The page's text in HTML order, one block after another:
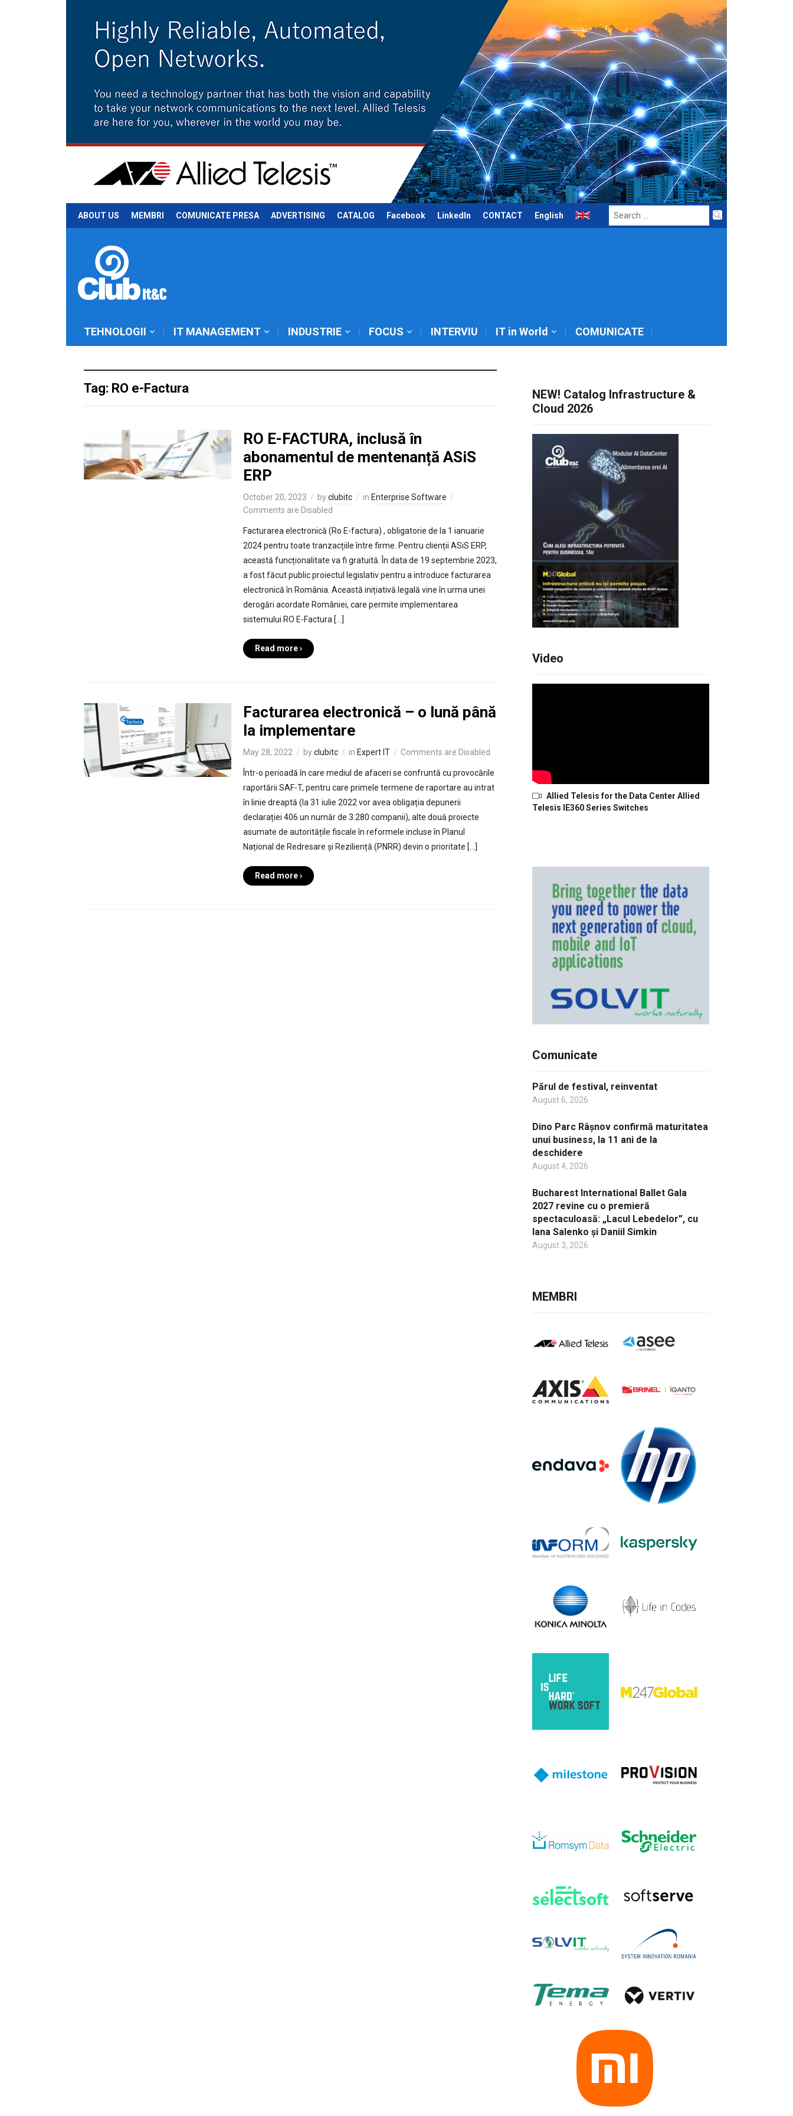
ABOUT US MEMBRI COMUNICATE PRESA ADVERTISING CATALOG Facebook LinkedIn CONTACT English
Search
for:
TEHNOLOGII IT MANAGEMENT INDUSTRIE FOCUS INTERVIU IT in World COMUNICATE
Tag: RO e-Factura
RO E-FACTURA, inclusă în
abonamentul de mentenanță ASiS
ERP
October 20, 2023 byclubitc in Enterprise Software
Comments are Disabled
Facturarea electronică (Ro E-factura) , obligatorie de la 1 ianuarie
2024 pentru toate tranzacțiile între firme. Pentru clienții ASiS ERP,
această funcționalitate va fi gratuită. În data de 19 septembrie 2023,
a fost făcut public proiectul legislativ pentru a introduce facturarea
electronică în România. Această inițiativă legală vine în urma unei
derogări acordate României, care permite implementarea
sistemului RO E-Factura […]
Read more ›
Facturarea electronică – o lună până
la implementare
May 28, 2022 byclubitc in Expert IT Comments are Disabled
Într-o perioadă în care mediul de afaceri se confruntă cu provocările
raportării SAF-T, pentru care primele termene de raportare au intrat
în linie dreaptă (la 31 iulie 2022 vor avea obligația depunerii
declarației 406 un număr de 3.280 companii), alte două proiecte
asumate de autoritățile fiscale în reformele incluse în Planul
Național de Redresare și Reziliență (PNRR) devin o prioritate […]
Read more ›
NEW! Catalog Infrastructure &
Cloud 2026
Video
Allied Telesis for the Data Center Allied
Telesis IE360 Series Switches
Comunicate
Părul de festival, reinventat
August 6, 2026
Dino Parc Râșnov confirmă maturitatea
unui business, la 11 ani de la
deschidere
August 4, 2026
Bucharest International Ballet Gala
2027 revine cu o premieră
spectaculoasă: „Lacul Lebedelor”, cu
Iana Salenko și Daniil Simkin
August 3, 2026
MEMBRI